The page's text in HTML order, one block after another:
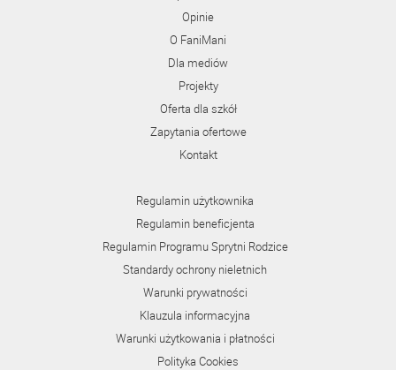
Opinie
O FaniMani
Dla mediów
Projekty
Oferta dla szkół
Zapytania ofertowe
Kontakt
Regulamin użytkownika
Regulamin beneficjenta
Regulamin Programu Sprytni Rodzice
Standardy ochrony nieletnich
Warunki prywatności
Klauzula informacyjna
Warunki użytkowania i płatności
Polityka Cookies